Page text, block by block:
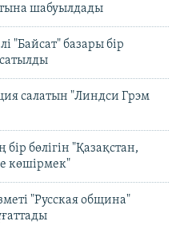
шабуылдады
"Байсат" базары бір
салатын "Линдси Грэм
бөлігін "Қазақстан,
көшірмек"
"Русская община"